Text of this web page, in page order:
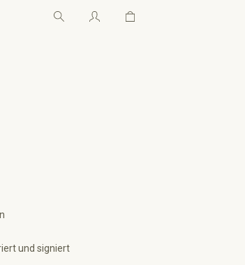
Warenkorb enthält 0
und signiert